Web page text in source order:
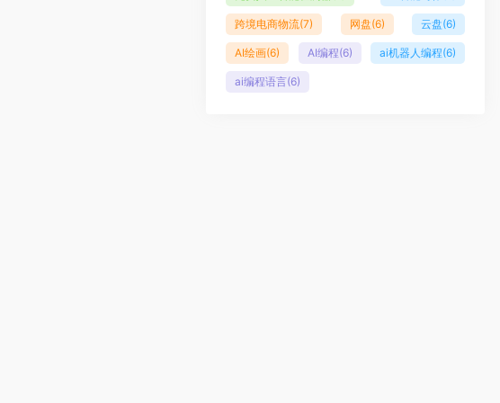
跨境电商物流(7) 网盘(6) 云盘(6)
AI绘画(6) AI编程(6) ai机器人编程(6)
ai编程语言(6)